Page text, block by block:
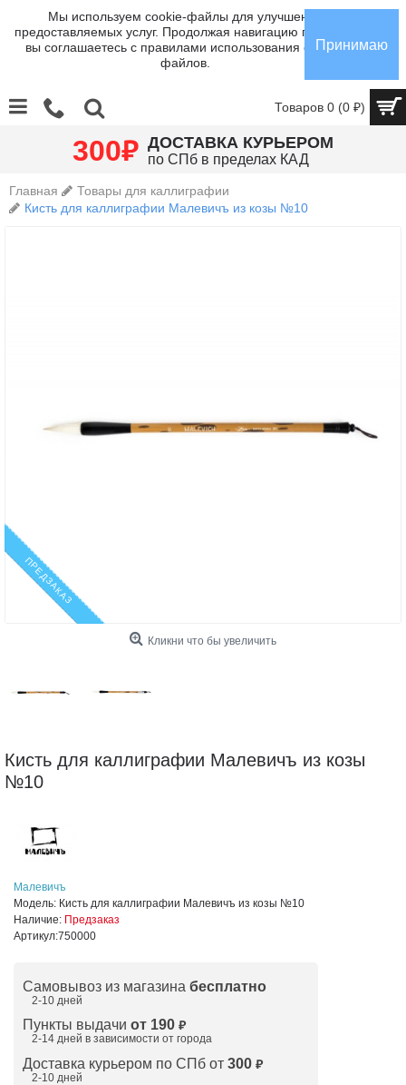
Мы используем cookie-файлы для улучшения
предоставляемых услуг. Продолжая навигацию по сайту,
вы соглашаетесь с правилами использования cookie-
файлов.
Принимаю
Товаров 0 (0 ₽)
300₽ ДОСТАВКА КУРЬЕРОМ
по СПб в пределах КАД
Главная
Товары для каллиграфии
Кисть для каллиграфии Малевичъ из козы №10
ПРЕДЗАКАЗ
Кликни что бы увеличить
Кисть для каллиграфии Малевичъ из козы
№10
Малевичъ
Модель: Кисть для каллиграфии Малевичъ из козы №10
Наличие: Предзаказ
Артикул:750000
Самовывоз из магазина бесплатно
2-10 дней
Пункты выдачи от 190 ₽
2-14 дней в зависимости от города
Доставка курьером по СПб от 300 ₽
2-10 дней